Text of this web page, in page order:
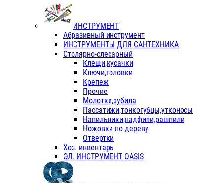
ИНСТРУМЕНТ
Абразивный инструмент
ИНСТРУМЕНТЫ ДЛЯ САНТЕХНИКА
Столярно-слесарный
Клещи,кусачки
Ключи,головки
Крепеж
Прочие
Молотки,зубила
Пассатижи,тонкогубцы,утконосы
Напильники,надфили,рашпили
Ножовки по дереву
Отвертки
Хоз. инвентарь
ЭЛ. ИНСТРУМЕНТ OASIS